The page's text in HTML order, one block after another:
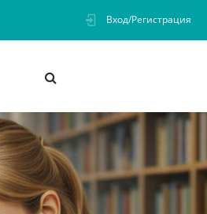
Вход/Регистрация